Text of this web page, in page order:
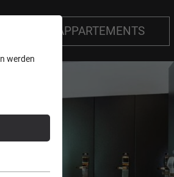
werden
RESIDENZ- APPARTEMENTS